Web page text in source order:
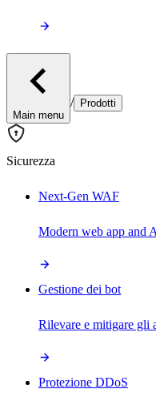
Main menu
/ Prodotti
Sicurezza
Next-Gen WAF
Modern web app and
Gestione dei bot
Rilevare e mitigare gli
Protezione DDoS